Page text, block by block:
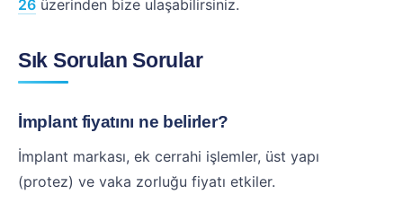
26 üzerinden bize ulaşabilirsiniz.
Sık Sorulan Sorular
İmplant fiyatını ne belirler?
İmplant markası, ek cerrahi işlemler, üst yapı
(protez) ve vaka zorluğu fiyatı etkiler.